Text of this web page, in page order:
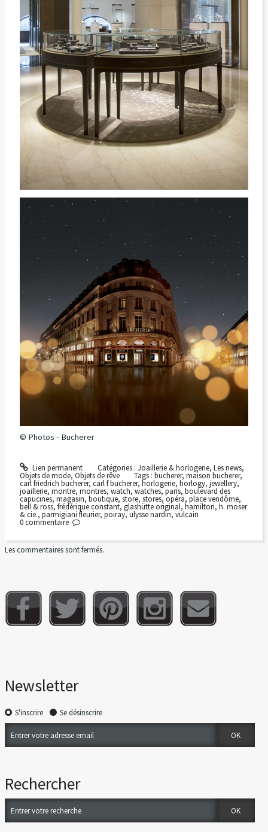
© Photos - Bucherer
Lien permanent Catégories : Joaillerie & horlogerie, Les news,
Objets de mode, Objets de rêve Tags :bucherer,maison bucherer,
carl friedrich bucherer, carl f bucherer, horlogerie, horlogy, jewellery,
joaillerie, montre, montres, watch, watches,paris, boulevard des
capucines, magasin, boutique, store, stores,opéra, place vendôme,
bell & ross, frédérique constant, glashütte original, hamilton, h. moser
& cie., parmigiani fleurier, poiray,ulysse nardin, vulcain
0 commentaire
Les commentaires sont fermés.
Newsletter
S'inscrire Se désinscrire
Rechercher